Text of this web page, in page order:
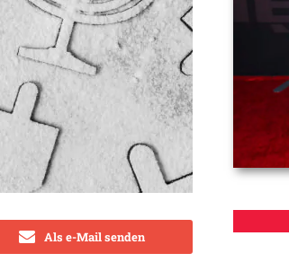
Als e-Mail senden